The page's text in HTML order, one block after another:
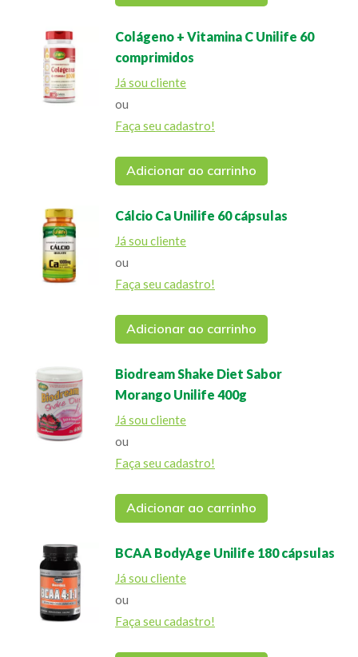
Colágeno + Vitamina C Unilife 60
comprimidos
Já sou cliente
ou
Faça seu cadastro!
Adicionar ao carrinho
Cálcio Ca Unilife 60 cápsulas
Já sou cliente
ou
Faça seu cadastro!
Adicionar ao carrinho
Biodream Shake Diet Sabor
Morango Unilife 400g
Já sou cliente
ou
Faça seu cadastro!
Adicionar ao carrinho
BCAA BodyAge Unilife 180 cápsulas
Já sou cliente
ou
Faça seu cadastro!